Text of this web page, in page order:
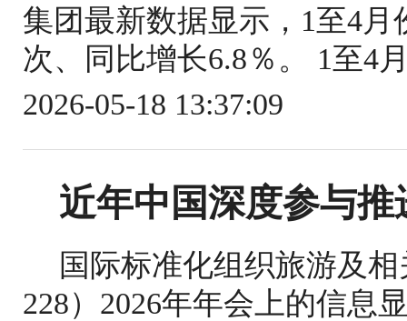
集团最新数据显示，1至4月
次、同比增长6.8％。 1至4
2026-05-18 13:37:09
近年中国深度参与
国际标准化组织旅游及
228）2026年年会上的信息